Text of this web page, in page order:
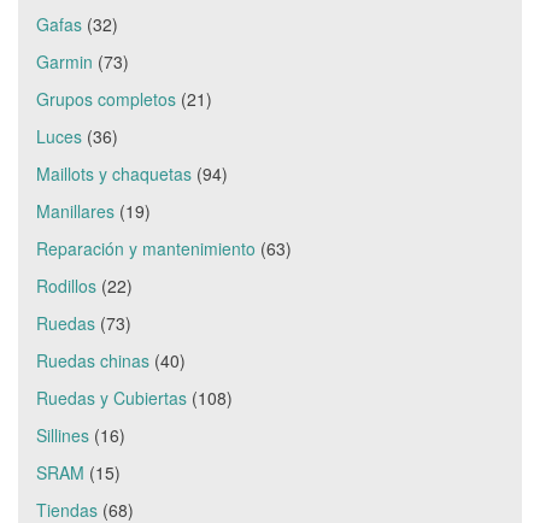
Gafas (32)
Garmin (73)
Grupos completos (21)
Luces (36)
Maillots y chaquetas (94)
Manillares (19)
Reparación y mantenimiento (63)
Rodillos (22)
Ruedas (73)
Ruedas chinas (40)
Ruedas y Cubiertas (108)
Sillines (16)
SRAM (15)
Tiendas (68)